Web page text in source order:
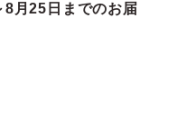
月25日までのお届